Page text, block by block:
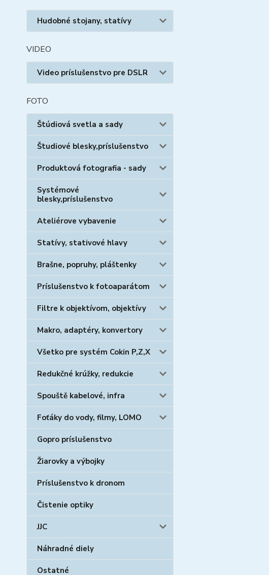
Hudobné stojany, statívy
VIDEO
Video príslušenstvo pre DSLR
FOTO
Štúdiová svetla a sady
Študiové blesky,príslušenstvo
Produktová fotografia - sady
Systémové
blesky,príslušenstvo
Ateliérove vybavenie
Statívy, stativové hlavy
Brašne, popruhy, pláštenky
Príslušenstvo k fotoaparátom
Filtre k objektívom, objektívy
Makro, adaptéry, konvertory
Všetko pre systém Cokin P,Z,X
Redukčné krúžky, redukcie
Spouště kabelové, infra
Foťáky do vody, filmy, LOMO
Gopro príslušenstvo
Žiarovky a výbojky
Príslušenstvo k dronom
Čistenie optiky
JJC
Náhradné diely
Ostatné